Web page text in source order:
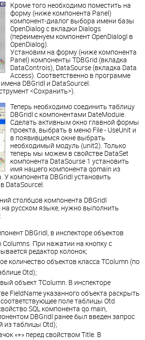
Кроме того необходимо поместить на
форму (ниже компонента Panel)
компонент-диалог выбора имени базы
OpenDialog с вкладки Dialogs
(переименуем компонентOpenDialogl в
OpenDialog).
Установим на форму (ниже компонента
Panel) компоненты TDBGrid (вкладка
DataControis), DataSourse (вкладка Data
Access). Соответственно в программе
DBGridl и DataSourcel.
<Сохранить>).
Теперь необходимо соединить таблицу
DBGridl с компонентами DateModuie.
Сделать активным окно главной формы
проекта, выбрать в меню File - UseUnit и
в появившемся окне выбрать
необходимый модуль (unit2). Только
теперь мы можем в свойстве DataSet
компонента DataSourse 1 установить
имя нашего компонента qomain из
компонента DBGridl установить
DataSourcel.
столбцов компонента DBGridl
русском языке, нужно выполнить
DBGridl, в инспекторе объектов
При нажатии на кнопку с
редактор колонок;
количество объектов класса TColumn (по
Otd);
объект TColumn. В инспекторе
FieldName указанного объекта раскрыть
поле таблицы Otd
SQL компонента qo main,
DBGridl ранее был введен запрос
из таблицы Otd);
«+» перед свойством Title. В